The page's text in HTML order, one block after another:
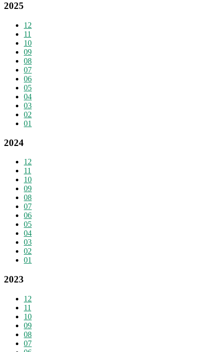
2025
12
11
10
09
08
07
06
05
04
03
02
01
2024
12
11
10
09
08
07
06
05
04
03
02
01
2023
12
11
10
09
08
07